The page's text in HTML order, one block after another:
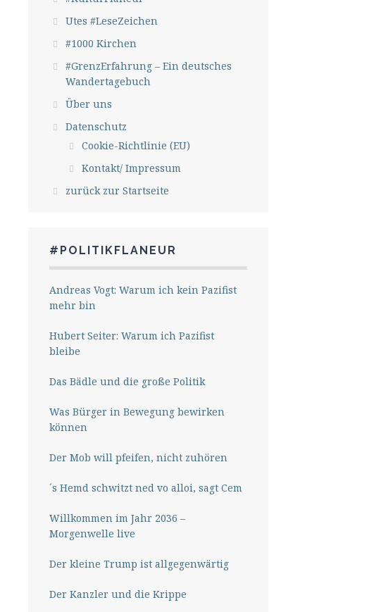
Utes #LeseZeichen
#1000 Kirchen
#GrenzErfahrung – Ein deutsches
Wandertagebuch
Über uns
Datenschutz
Cookie-Richtlinie (EU)
Kontakt/ Impressum
zurück zur Startseite
#POLITIKFLANEUR
Andreas Vogt: Warum ich kein Pazifist
mehr bin
Hubert Seiter: Warum ich Pazifist
bleibe
Das Bädle und die große Politik
Was Bürger in Bewegung bewirken
können
Der Mob will pfeifen, nicht zuhören
´s Hemd schwitzt ned vo alloi, sagt Cem
Willkommen im Jahr 2036 –
Morgenwelle live
Der kleine Trump ist allgegenwärtig
Der Kanzler und die Krippe